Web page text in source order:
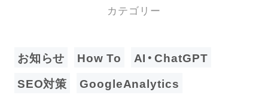
カテゴリー
お知らせ How To
AI・ChatGPT
SEO対策
GoogleAnalytics